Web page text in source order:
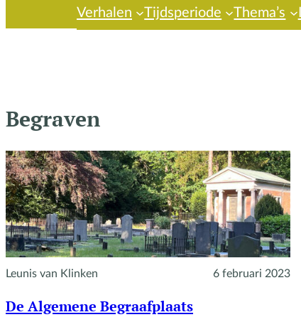
Verhalen Tijdsperiode Thema’s
Begraven
Leunis van Klinken 6 februari 2023
De Algemene Begraafplaats